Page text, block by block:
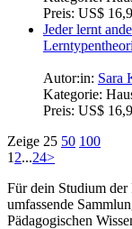
Preis: US$
Jeder lernt
Autor:in: Sara
Kategorie:
Preis: US$
Zeige 25 50 100
1 2...24>
Für dein Studium
umfassende
Pädagogischen